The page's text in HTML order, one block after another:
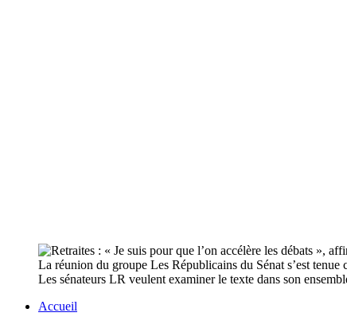
La réunion du groupe Les Républicains du Sénat s’est
Les sénateurs LR veulent examiner le texte dans son
Accueil